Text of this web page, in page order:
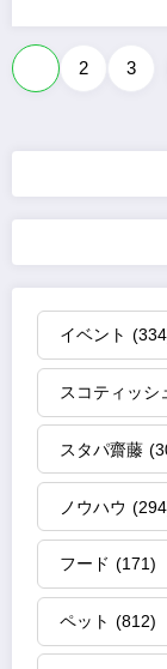
投
ペ
ー
ジ
送
り
2 3
イベント
スコティッシ
スタパ齋藤
ノウハウ
フード (171)
ペット (812)